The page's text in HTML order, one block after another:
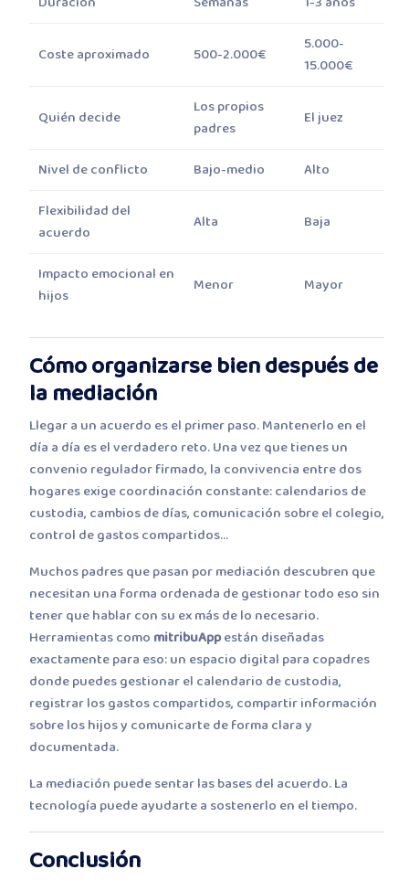
Coste aproximado 500-2.000€
5.000-
15.000€
Quién decide
Los propios
padres
El juez
Nivel de conflicto Bajo-medio
Alto
Flexibilidad del
acuerdo
Alta Baja
Impacto emocional en
hijos
Menor Mayor
Cómo organizarse bien después de
la mediación
Llegar a un acuerdo es el primer paso. Mantenerlo en el
día a día es el verdadero reto. Una vez que tienes un
convenio regulador firmado, la convivencia entre dos
hogares exige coordinación constante: calendarios de
custodia, cambios de días, comunicación sobre el colegio,
control de gastos compartidos…
Muchos padres que pasan por mediación descubren que
necesitan una forma ordenada de gestionar todo eso sin
tener que hablar con su ex más de lo necesario.
Herramientas como mitribuAppestán diseñadas
exactamente para eso: un espacio digital para copadres
donde puedes gestionar el calendario de custodia,
registrar los gastos compartidos, compartir información
sobre los hijos y comunicarte de forma clara y
documentada.
La mediación puede sentar las bases del acuerdo. La
tecnología puede ayudarte a sostenerlo en el tiempo.
Conclusión